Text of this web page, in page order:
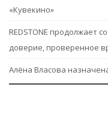
«Кувекино»
REDSTONE продолжает
доверие, проверенное
Алёна Власова